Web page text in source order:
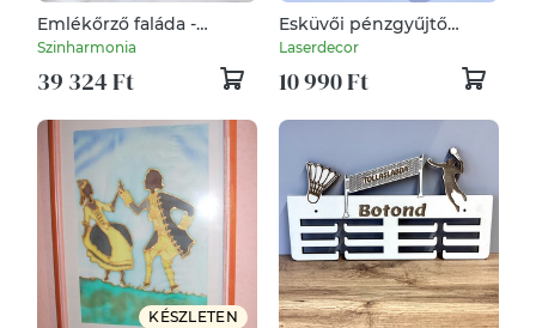
Emlékőrző faláda -
Balerina (névre szóló
tárolóláda)
Szinharmonia
39 324 Ft
Esküvői pénzgyűjtő
házikó
Laserdecor
10 990 Ft
KÉSZLETEN